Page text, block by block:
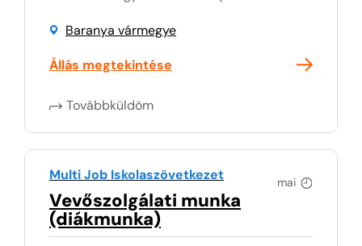
Baranya vármegye
Állás megtekintése
Továbbküldöm
mai
Multi Job Iskolaszövetkezet
Vevőszolgálati munka
(diákmunka)